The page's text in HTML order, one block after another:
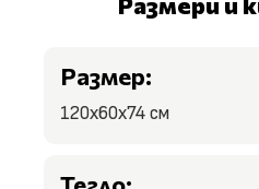
Размер:
120x60x74 см